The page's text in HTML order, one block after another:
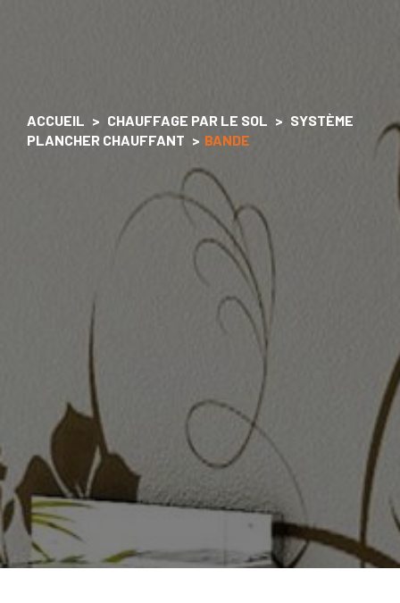
ACCUEIL CHAUFFAGE PAR LE SOL
SYSTÈME
PLANCHER CHAUFFANT
BANDE